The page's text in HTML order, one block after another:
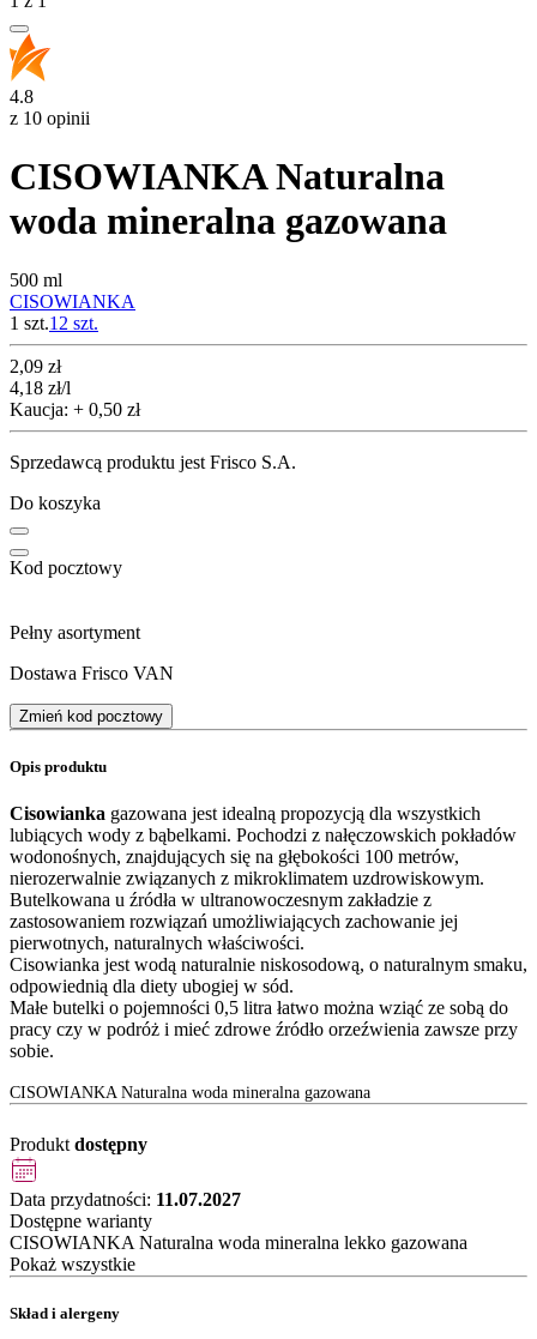
4.8
z 10 opinii
CISOWIANKA Naturalna
woda mineralna gazowana
500 ml
CISOWIANKA
1 szt.12 szt.
Cena
2,09 zł
4,18 zł/l
Kaucja: + 0,50 zł
Sprzedawcą produktu jest Frisco S.A.
Do koszyka
Kod pocztowy
Pełny asortyment
Dostawa Frisco VAN
Zmień kod pocztowy
Opis produktu
Cisowianka gazowana jest idealną propozycją dla wszystkich
lubiących wody z bąbelkami. Pochodzi z nałęczowskich pokładów
wodonośnych, znajdujących się na głębokości 100 metrów,
nierozerwalnie związanych z mikroklimatem uzdrowiskowym.
Butelkowana u źródła w ultranowoczesnym zakładzie z
zastosowaniem rozwiązań umożliwiających zachowanie jej
pierwotnych, naturalnych właściwości.
Cisowianka jest wodą naturalnie niskosodową, o naturalnym smaku,
odpowiednią dla diety ubogiej w sód.
Małe butelki o pojemności 0,5 litra łatwo można wziąć ze sobą do
pracy czy w podróż i mieć zdrowe źródło orzeźwienia zawsze przy
sobie.
CISOWIANKA Naturalna woda mineralna gazowana
Produkt dostępny
Data przydatności: 11.07.2027
Dostępne warianty
CISOWIANKA Naturalna woda mineralna lekko gazowana
Pokaż wszystkie
Skład i alergeny